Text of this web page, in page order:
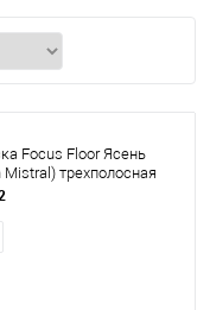
Focus Floor Ясень
трехполосная